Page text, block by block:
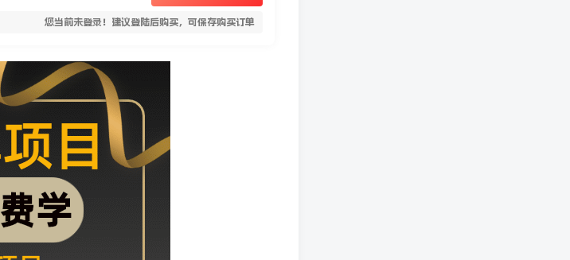
您当前未登录！建议登陆后购买，可保存购买订单